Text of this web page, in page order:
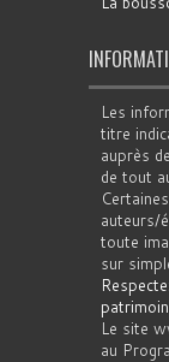
Les
titre
auprès
de tout
auteurs/
toute
sur
Le site
au